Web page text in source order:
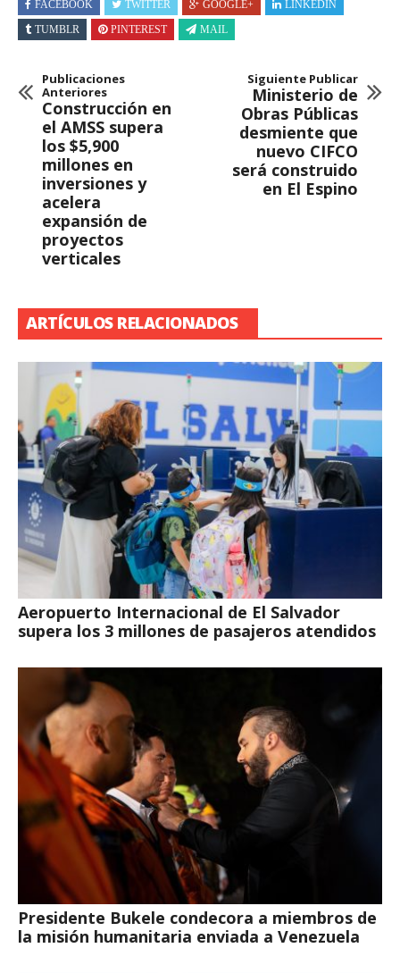
FACEBOOK TWITTER GOOGLE+
LINKEDIN
TUMBLR
PINTEREST MAIL
Publicaciones
Anteriores
Construcción en
el AMSS supera
los $5,900
millones en
inversiones y
acelera
expansión de
proyectos
verticales
Siguiente Publicar
Ministerio de
Obras Públicas
desmiente que
nuevo CIFCO
será construido
en El Espino
ARTÍCULOS RELACIONADOS
Aeropuerto Internacional de El Salvador
supera los 3 millones de pasajeros atendidos
Presidente Bukele condecora a miembros de
la misión humanitaria enviada a Venezuela